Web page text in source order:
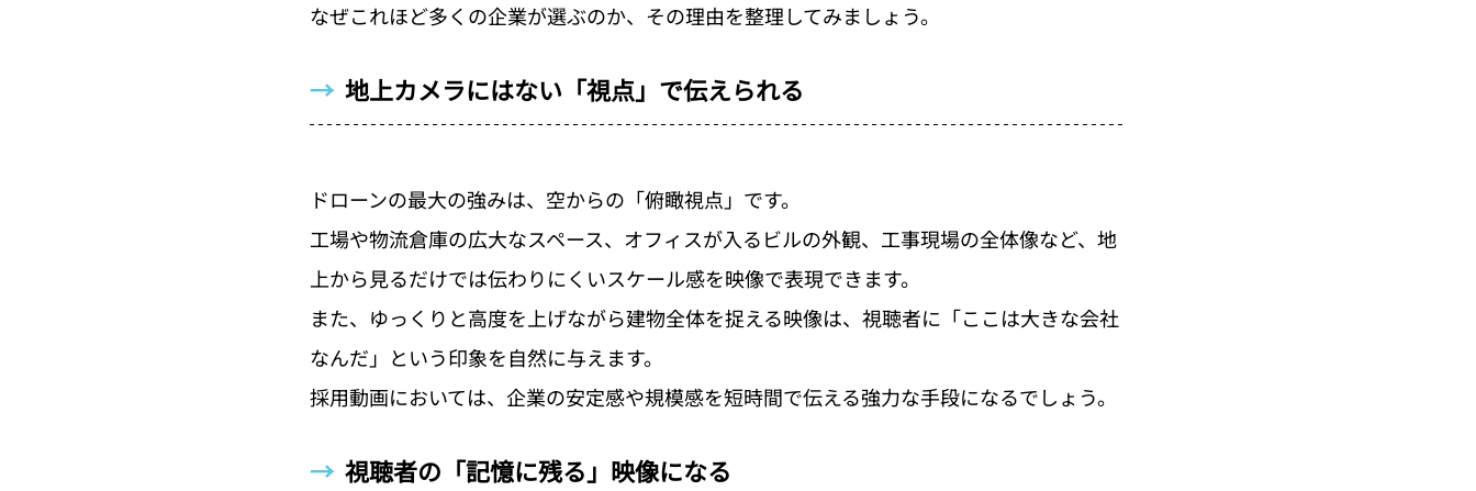
なぜこれほど多くの企業が選ぶのか、その理由を整理してみましょう。
→ 地上カメラにはない「視点」で伝えられる
ドローンの最大の強みは、空からの「俯瞰視点」です。
工場や物流倉庫の広大なスペース、オフィスが入るビルの外観、工事現場の全体像など、地
上から見るだけでは伝わりにくいスケール感を映像で表現できます。
また、ゆっくりと高度を上げながら建物全体を捉える映像は、視聴者に「ここは大きな会社
なんだ」という印象を自然に与えます。
採用動画においては、企業の安定感や規模感を短時間で伝える強力な手段になるでしょう。
→ 視聴者の「記憶に残る」映像になる